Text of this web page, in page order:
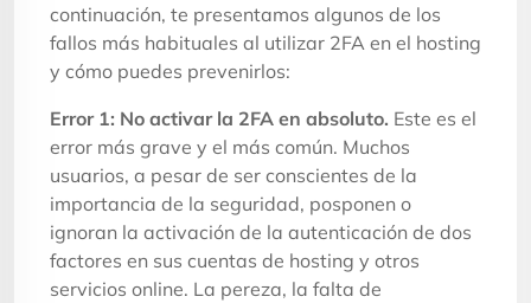
continuación, te presentamos algunos de los
fallos más habituales al utilizar 2FA en el hosting
y cómo puedes prevenirlos:
Error 1: No activar la 2FA en absoluto. Este es el
error más grave y el más común. Muchos
usuarios, a pesar de ser conscientes de la
importancia de la seguridad, posponen o
ignoran la activación de la autenticación de dos
factores en sus cuentas de hosting y otros
servicios online. La pereza, la falta de